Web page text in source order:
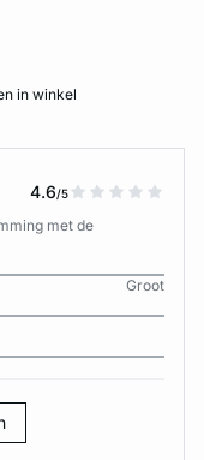
in winkel
4.6/5
met de
Groot